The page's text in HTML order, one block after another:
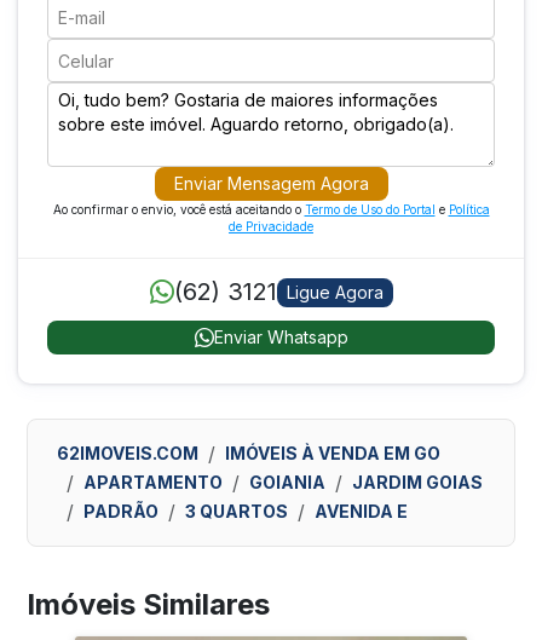
Enviar Mensagem Agora
Ao confirmar o envio, você está aceitando o Termo de Uso do Portal e Política
de Privacidade
(62) 3121 Ligue Agora
Enviar Whatsapp
62IMOVEIS.COM
IMÓVEIS À VENDA EM GO
APARTAMENTO
GOIANIA
JARDIM GOIAS
PADRÃO
3 QUARTOS AVENIDA E
Imóveis Similares